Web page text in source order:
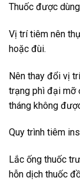
Thuốc được
Vị trí tiêm nên
hoặc đùi.
Nên thay đổi vị
trạng phì đại mỡ
tháng không
Quy trình tiêm
Lắc ống thuốc
hỗn dịch thuốc